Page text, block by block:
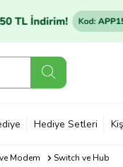
Hediye Setleri
Modem Switch ve Hub